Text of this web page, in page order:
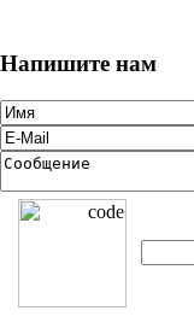
Напишите нам